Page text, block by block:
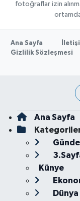
fotoğraflar izin
ortamda
Ana Sayfa
Gizlilik Sözleşmesi
Ana Sayfa
Künye
Dünya